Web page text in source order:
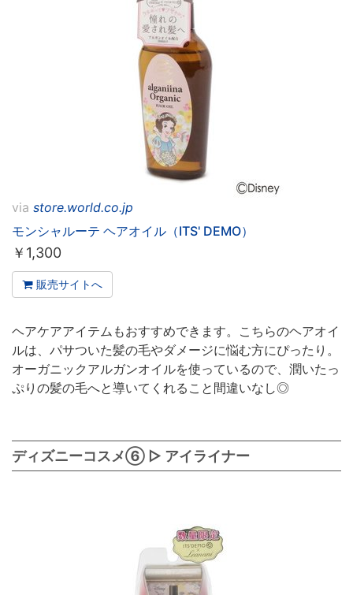
via store.world.co.jp
モンシャルーテ ヘアオイル（ITS' DEMO）
￥ 1,300
販売サイトへ
ヘアケアアイテムもおすすめできます。こちらのヘアオイ
ルは、パサついた髪の毛やダメージに悩む方にぴったり。
オーガニックアルガンオイルを使っているので、潤いたっ
ぷりの髪の毛へと導いてくれること間違いなし◎
ディズニーコスメ⑥ ▷ アイライナー